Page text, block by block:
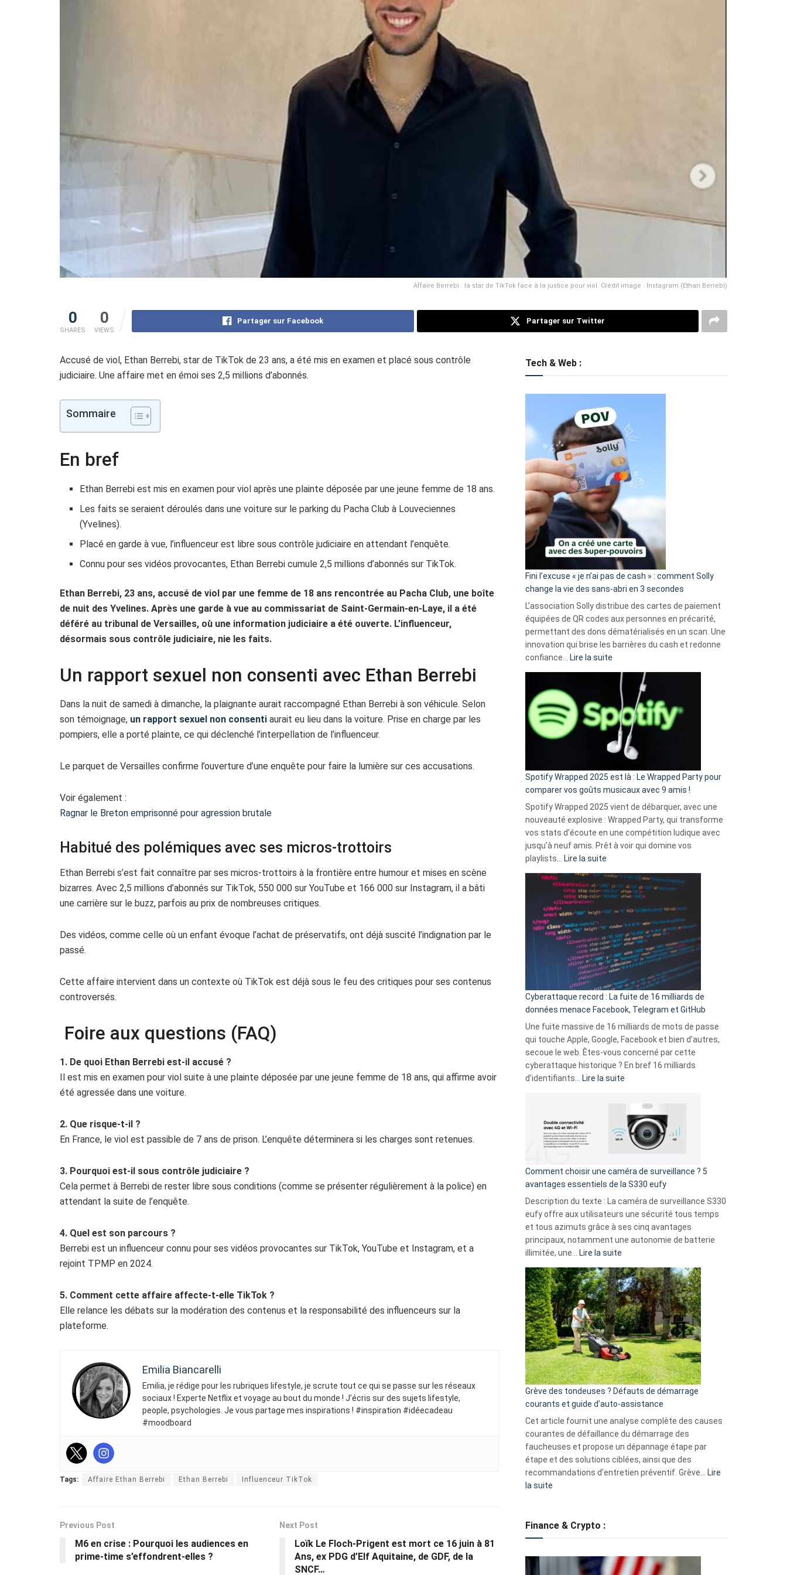
Affaire Berrebi : la star de TikTok face à la justice pour viol. Crédit image : Instagram (Ethan Berrebi)
0
SHARES
0
VIEWS
Partager sur Facebook Partager sur Twitter
Accusé de viol, Ethan Berrebi, star de TikTok de 23 ans, a été mis en examen et placé sous contrôle
judiciaire. Une affaire met en émoi ses 2,5 millions d’abonnés.
Sommaire
En bref
Ethan Berrebi est mis en examen pour viol après une plainte déposée par une jeune femme de 18 ans.
Les faits se seraient déroulés dans une voiture sur le parking du Pacha Club à Louveciennes
(Yvelines).
Placé en garde à vue, l’influenceur est libre sous contrôle judiciaire en attendant l’enquête.
Connu pour ses vidéos provocantes, Ethan Berrebi cumule 2,5 millions d’abonnés sur TikTok.
Ethan Berrebi, 23 ans, accusé de viol par une femme de 18 ans rencontrée au Pacha Club, une boîte
de nuit des Yvelines. Après une garde à vue au commissariat de Saint-Germain-en-Laye, il a été
déféré au tribunal de Versailles, où une information judiciaire a été ouverte. L’influenceur,
désormais sous contrôle judiciaire, nie les faits.
Un rapport sexuel non consenti avec Ethan Berrebi
Dans la nuit de samedi à dimanche, la plaignante aurait raccompagné Ethan Berrebi à son véhicule. Selon
son témoignage, un rapport sexuel non consenti aurait eu lieu dans la voiture. Prise en charge par les
pompiers, elle a porté plainte, ce qui déclenché l’interpellation de l’influenceur.
Le parquet de Versailles confirme l’ouverture d’une enquête pour faire la lumière sur ces accusations.
Voir également :
Ragnar le Breton emprisonné pour agression brutale
Habitué des polémiques avec ses micros-trottoirs
Ethan Berrebi s’est fait connaître par ses micros-trottoirs à la frontière entre humour et mises en scène
bizarres. Avec 2,5 millions d’abonnés sur TikTok, 550 000 sur YouTube et 166 000 sur Instagram, il a bâti
une carrière sur le buzz, parfois au prix de nombreuses critiques.
Des vidéos, comme celle où un enfant évoque l’achat de préservatifs, ont déjà suscité l’indignation par le
passé.
Cette affaire intervient dans un contexte où TikTok est déjà sous le feu des critiques pour ses contenus
controversés.
Foire aux questions (FAQ)
1. De quoi Ethan Berrebi est-il accusé ?
Il est mis en examen pour viol suite à une plainte déposée par une jeune femme de 18 ans, qui affirme avoir
été agressée dans une voiture.
2. Que risque-t-il ?
En France, le viol est passible de 7 ans de prison. L’enquête déterminera si les charges sont retenues.
3. Pourquoi est-il sous contrôle judiciaire ?
Cela permet à Berrebi de rester libre sous conditions (comme se présenter régulièrement à la police) en
attendant la suite de l’enquête.
4. Quel est son parcours ?
Berrebi est un influenceur connu pour ses vidéos provocantes sur TikTok, YouTube et Instagram, et a
rejoint TPMP en 2024.
5. Comment cette affaire affecte-t-elle TikTok ?
Elle relance les débats sur la modération des contenus et la responsabilité des influenceurs sur la
plateforme.
Emilia Biancarelli
Emilia, je rédige pour les rubriques lifestyle, je scrute tout ce qui se passe sur les réseaux
sociaux ! Experte Netflix et voyage au bout du monde ! J’écris sur des sujets lifestyle,
people, psychologies. Je vous partage mes inspirations ! #inspiration #idéecadeau
#moodboard
Tags: Affaire Ethan Berrebi Ethan Berrebi Influenceur TikTok
Previous Post
M6 en crise : Pourquoi les audiences en
prime-time s’effondrent-elles ?
Next Post
Loïk Le Floch-Prigent est mort ce 16 juin à 81
Ans, ex PDG d’Elf Aquitaine, de GDF, de la
SNCF…
Tech & Web :
Fini l’excuse « je n’ai pas de cash » : comment Solly
change la vie des sans-abri en 3 secondes
L’association Solly distribue des cartes de paiement
équipées de QR codes aux personnes en précarité,
permettant des dons dématérialisés en un scan. Une
innovation qui brise les barrières du cash et redonne
confiance…
Lire la suite
l’excuse
je
n’ai
pas
de
cash
»
Solly
change
la
vie
sans-
abri
en
3
secondes
Spotify Wrapped 2025 est là : Le Wrapped Party pour
comparer vos goûts musicaux avec 9 amis !
Spotify Wrapped 2025 vient de débarquer, avec une
nouveauté explosive : Wrapped Party, qui transforme
vos stats d’écoute en une compétition ludique avec
jusqu’à neuf amis. Prêt à voir qui domine vos
playlists…
Lire la suite
Wrapped
2025
est
:
Le
Wrapped
Party
pour
comparer
vos
goûts
musicaux
avec
9
amis
Cyberattaque record : La fuite de 16 milliards de
données menace Facebook, Telegram et GitHub
Une fuite massive de 16 milliards de mots de passe
qui touche Apple, Google, Facebook et bien d’autres,
secoue le web. Êtes-vous concerné par cette
cyberattaque historique ? En bref 16 milliards
d’identifiants…
Lire la suite
record
La
fuite
16
milliards
données
menace
Facebook,
Telegram
GitHub
Comment choisir une caméra de surveillance ? 5
avantages essentiels de la S330 eufy
Description du texte : La caméra de surveillance S330
eufy offre aux utilisateurs une sécurité tous temps
et tous azimuts grâce à ses cinq avantages
principaux, notamment une autonomie de batterie
illimitée, une…
Lire la suite
choisir
une
caméra
de
surveillance
?
5
avantages
essentiels
de
la
S330
eufy
Grève des tondeuses ? Défauts de démarrage
courants et guide d’auto-assistance
Cet article fournit une analyse complète des causes
courantes de défaillance du démarrage des
faucheuses et propose un dépannage étape par
étape et des solutions ciblées, ainsi que des
recommandations d’entretien préventif. Grève…
Lire
la suite
tondeuses
Finance & Crypto :